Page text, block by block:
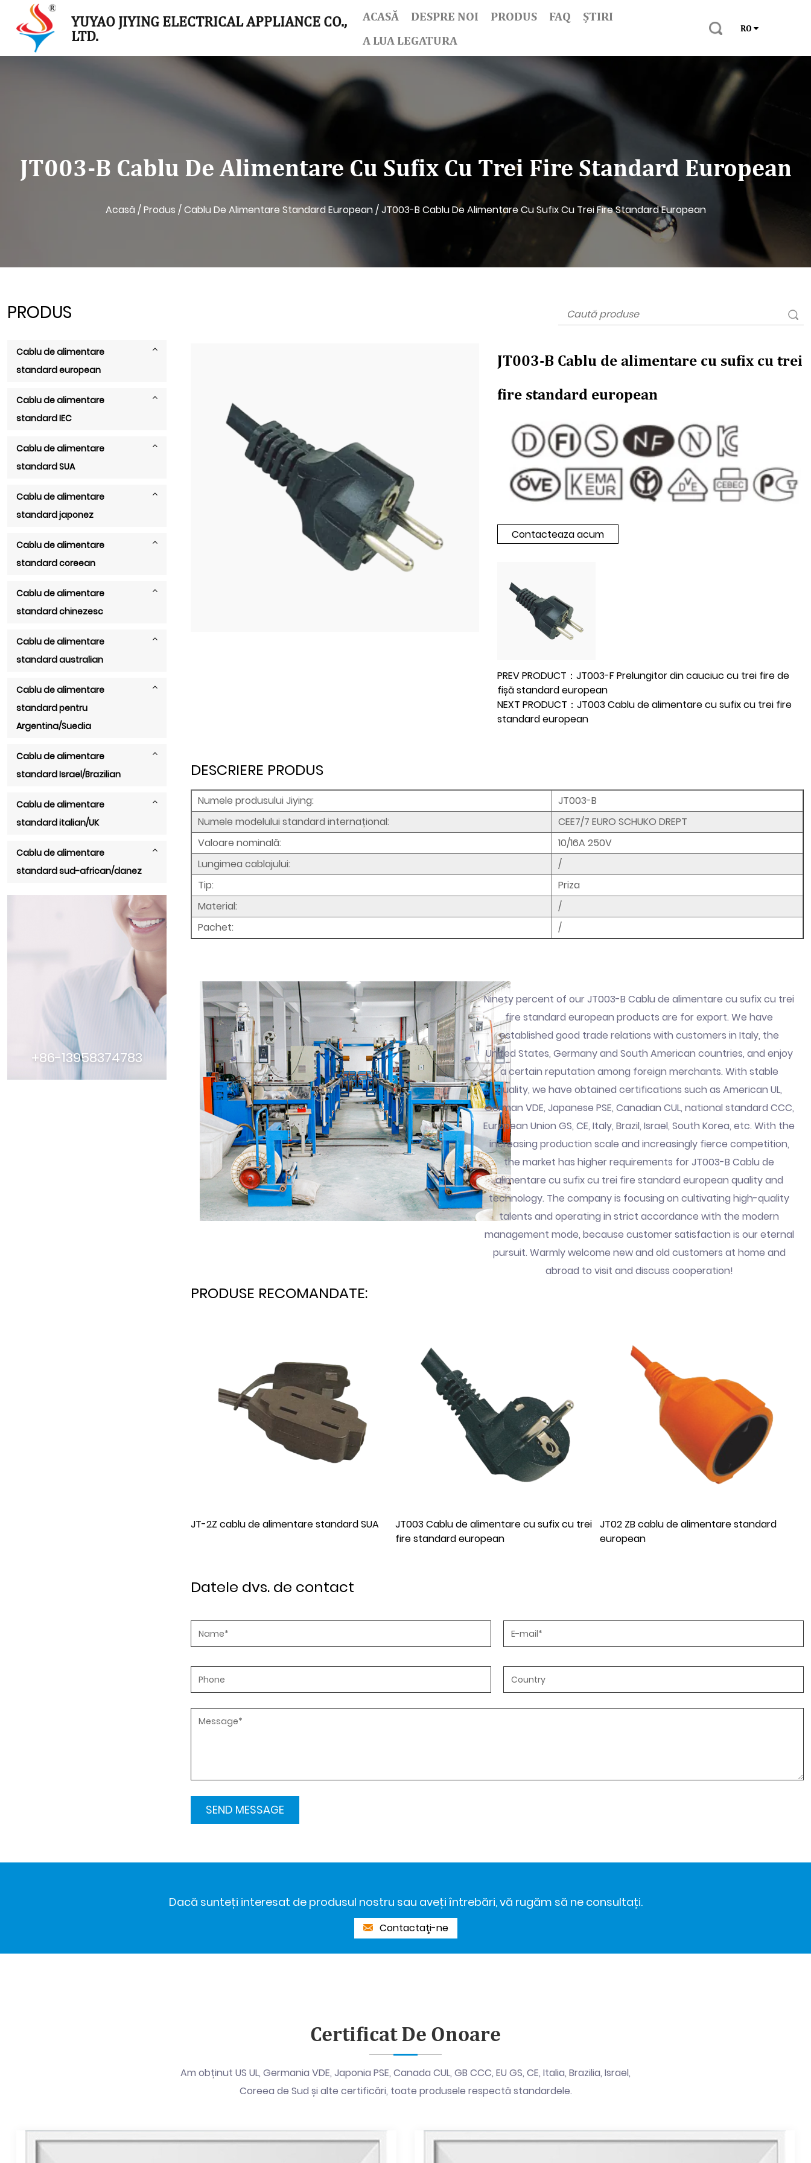
YUYAO JIYING ELECTRICAL APPLIANCE CO.,
LTD.
ACASĂ DESPRE NOI PRODUS FAQ
ȘTIRI
A LUA LEGATURA
RO
JT003-B Cablu De Alimentare Cu Sufix Cu Trei Fire Standard European
Acasă /Produs /Cablu De Alimentare Standard European/JT003-B Cablu De Alimentare Cu Sufix Cu Trei Fire Standard European
PRODUS
Cablu de alimentare
standard european
Cablu de alimentare
standard IEC
Cablu de alimentare
standard SUA
Cablu de alimentare
standard japonez
Cablu de alimentare
standard coreean
Cablu de alimentare
standard chinezesc
Cablu de alimentare
standard australian
Cablu de alimentare
standard pentru
Argentina/Suedia
Cablu de alimentare
standard Israel/Brazilian
Cablu de alimentare
standard italian/UK
Cablu de alimentare
standard sud-african/danez
+86-13958374783
JT003-B Cablu de alimentare cu sufix cu trei
fire standard european
Contacteaza acum
PREV PRODUCT：JT003-F Prelungitor din cauciuc cu trei fire de
fișă standard european
NEXT PRODUCT：JT003 Cablu de alimentare cu sufix cu trei fire
standard european
DESCRIERE PRODUS
Numele produsului Jiying:
JT003-B
Numele modelului standard internațional:
CEE7/7 EURO SCHUKO DREPT
Valoare nominală:
10/16A 250V
Lungimea cablajului:
/
Tip:
Priza
Material:
/
Pachet:
/
Ninety percent of our JT003-B Cablu de alimentare cu sufix cu trei
fire standard european products are for export. We have
established good trade relations with customers in Italy, the
United States, Germany and South American countries, and enjoy
a certain reputation among foreign merchants. With stable
quality, we have obtained certifications such as American UL,
German VDE, Japanese PSE, Canadian CUL, national standard CCC,
European Union GS, CE, Italy, Brazil, Israel, South Korea, etc. With the
increasing production scale and increasingly fierce competition,
the market has higher requirements for JT003-B Cablu de
alimentare cu sufix cu trei fire standard european quality and
technology. The company is focusing on cultivating high-quality
talents and operating in strict accordance with the modern
management mode, because customer satisfaction is our eternal
pursuit. Warmly welcome new and old customers at home and
abroad to visit and discuss cooperation!
PRODUSE RECOMANDATE:
JT003 Cablu de alimentare cu sufix cu trei
JT02 ZB cablu de alimentare standard
european
FY001-Z Cablu de alimentare standard
european cu două fire
Datele dvs. de contact
Dacă sunteți interesat de produsul nostru sau aveți întrebări, vă rugăm să ne consultați.
Contactaţi-ne
Certificat De Onoare
Am obținut US UL, Germania VDE, Japonia PSE, Canada CUL, GB CCC, EU GS, CE, Italia, Brazilia, Israel,
Coreea de Sud și alte certificări, toate produsele respectă standardele.